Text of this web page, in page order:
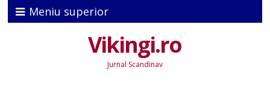
Meniu superior
Vikingi.ro
Jurnal Scandinav